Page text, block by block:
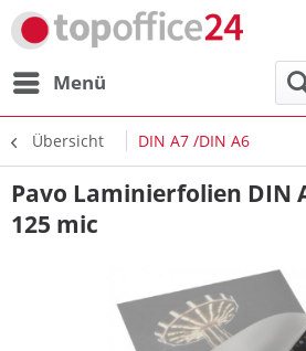
Menü
Übersicht DIN A7 /DIN A6
Pavo Laminierfolien DIN
125 mic